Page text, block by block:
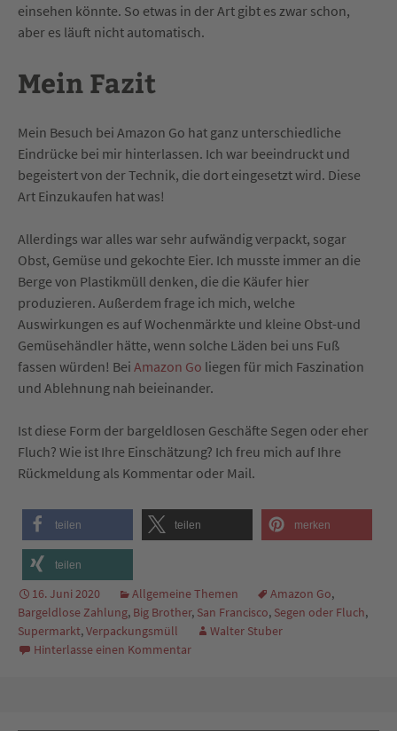
einsehen könnte. So etwas in der Art gibt es zwar schon,
aber es läuft nicht automatisch.
Mein Fazit
Mein Besuch bei Amazon Go hat ganz unterschiedliche
Eindrücke bei mir hinterlassen. Ich war beeindruckt und
begeistert von der Technik, die dort eingesetzt wird. Diese
Art Einzukaufen hat was!
Allerdings war alles war sehr aufwändig verpackt, sogar
Obst, Gemüse und gekochte Eier. Ich musste immer an die
Berge von Plastikmüll denken, die die Käufer hier
produzieren. Außerdem frage ich mich, welche
Auswirkungen es auf Wochenmärkte und kleine Obst-und
Gemüsehändler hätte, wenn solche Läden bei uns Fuß
fassen würden! Bei Amazon Go liegen für mich Faszination
und Ablehnung nah beieinander.
Ist diese Form der bargeldlosen Geschäfte Segen oder eher
Fluch? Wie ist Ihre Einschätzung? Ich freu mich auf Ihre
Rückmeldung als Kommentar oder Mail.
teilen teilen merken
teilen
16. Juni 2020 Allgemeine Themen Amazon Go,
Bargeldlose Zahlung, Big Brother, San Francisco, Segen oder Fluch,
Supermarkt,Verpackungsmüll
Walter Stuber
Hinterlasse einen Kommentar